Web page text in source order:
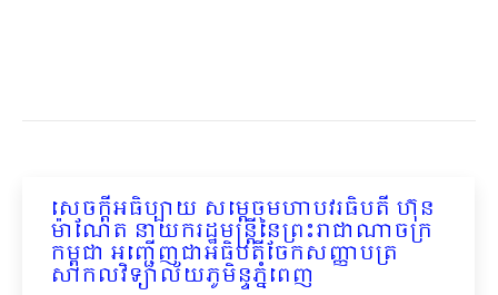
សេចក្ដីអធិប្បាយ សម្តេចមហាបវរធិបតី ហ៊ុន
ម៉ាណែត នាយករដ្ឋមន្រ្តីនៃព្រះរាជាណាចក្រ
កម្ពុជា អញ្ជើញជាអធិបតីចែកសញ្ញាបត្រ
សាកលវិទ្យាល័យភូមិន្ទភ្នំពេញ